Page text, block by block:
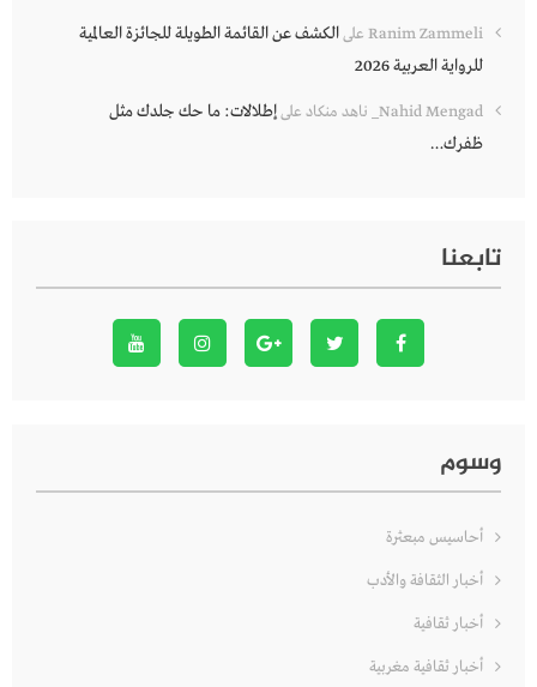
Ranim Zammeli علىالكشف عن القائمة الطويلة للجائزة العالمية
للرواية العربية 2026
Nahid Mengad_ ناهد منكاد علىإطلالات: ما حك جلدك مثل
ظفرك…
تابعنا
وسوم
أحاسيس مبعثرة
أخبار الثقافة والأدب
أخبار ثقافية
أخبار ثقافية مغربية